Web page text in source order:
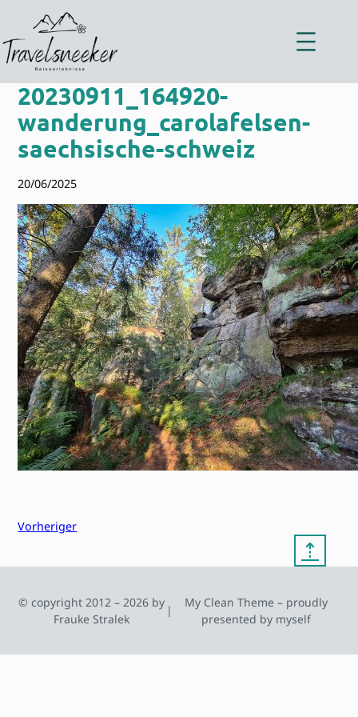
springen
20230911_164920-
wanderung_carolafelsen-
saechsische-schweiz
20/06/2025
Vorheriger
⇡
© copyright 2012 – 2026 by
Frauke Stralek
|
My Clean Theme – proudly
presented by myself